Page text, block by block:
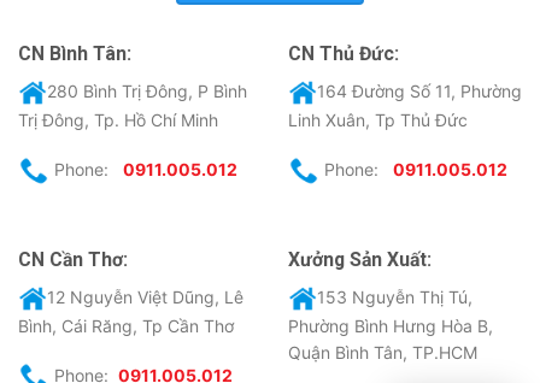
CN Bình Tân:
280 Bình Trị Đông, P Bình
Trị Đông, Tp. Hồ Chí Minh
Phone: 0911.005.012
CN Thủ Đức:
164 Đường Số 11, Phường
Linh Xuân, Tp Thủ Đức
Phone: 0911.005.012
CN Cần Thơ:
12 Nguyễn Việt Dũng, Lê
Bình, Cái Răng, Tp Cần Thơ
Phone: 0911.005.012
Xưởng Sản Xuất:
153 Nguyễn Thị Tú,
Phường Bình Hưng Hòa B,
Quận Bình Tân, TP.HCM